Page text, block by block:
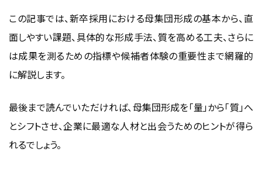
SNS・口コミが採用ブランドに与える影響
まとめ｜母集団形成は「数」から「質」への戦略
シフトが重要
短期的な集客施策と中長期的なブランディングの両立
改善サイクルを回し続けることが成果につながる
この記事では、新卒採用における母集団形成の基本から、直
面しやすい課題、具体的な形成手法、質を高める工夫、さらに
は成果を測るための指標や候補者体験の重要性まで網羅的
に解説します。
最後まで読んでいただければ、母集団形成を「量」から「質」へ
とシフトさせ、企業に最適な人材と出会うためのヒントが得ら
れるでしょう。